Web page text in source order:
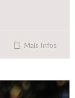
Mais Infos